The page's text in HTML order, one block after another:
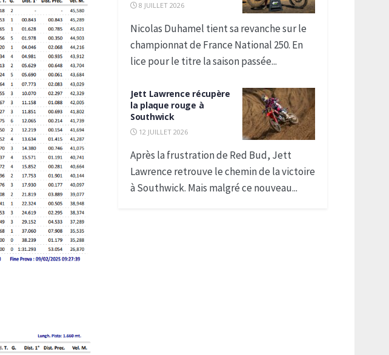
8 JUILLET 2026
Nicolas Duhamel tient sa revanche sur le
championnat de France National 250. En
lice pour le titre la saison passée...
Jett Lawrence récupère
la plaque rouge à
Southwick
12 JUILLET 2026
Après la frustration de Red Bud, Jett
Lawrence retrouve le chemin de la victoire
à Southwick. Mais malgré ce nouveau...